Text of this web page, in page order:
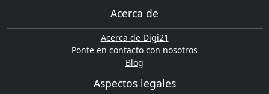
Acerca de
Acerca de Digi21
Ponte en contacto con nosotros
Blog
Aspectos legales